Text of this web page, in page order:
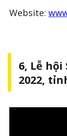
Website:
6, Lễ
2022,